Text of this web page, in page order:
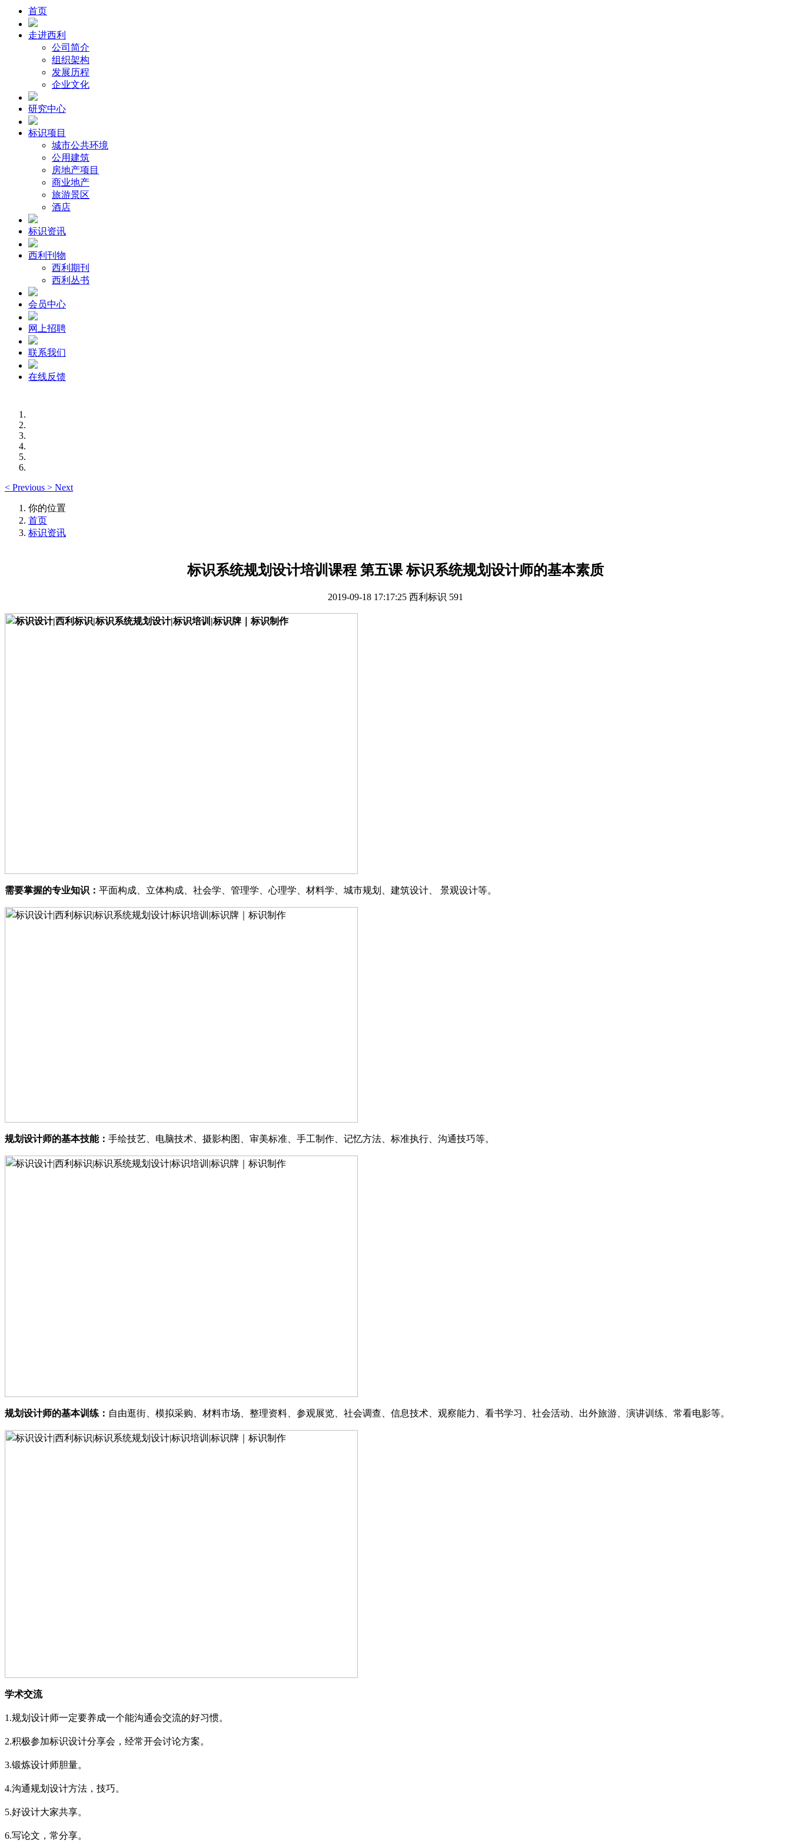
首页
走进西利
公司简介
组织架构
发展历程
企业文化
研究中心
标识项目
城市公共环境
公用建筑
房地产项目
商业地产
旅游景区
酒店
标识资讯
西利刊物
西利期刊
西利丛书
会员中心
网上招聘
联系我们
在线反馈
< Previous > Next
你的位置
首页
标识资讯
标识系统规划设计培训课程 第五课 标识系统规划设计师的基本素质
2019-09-18 17:17:25 西利标识 591
需要掌握的专业知识 ： 平面构成 立体构成 社会学 管理学 心理学 材料学 城市规划 建筑设计 景观设计等。
规划设计师的基本技能： 手绘技艺 电脑技术 摄影构图 审美标准 手工制作 记忆方法 标准执行 沟通技巧等。
规划设计师的基本训练 ： 自由逛街 模拟采购 材料市场 整理资料 参观展览 社会调查 信息技术 观察能力 看书学习 社会活动 出外旅游 演讲训练 常看电影等。
学术交流
1.规划设计师一定要养成一个能沟通会交流的好习惯。
2.积极参加标识设计分享会，经常开会讨论方案。
3.锻炼设计师胆量。
4.沟通规划设计方法，技巧。
5.好设计大家共享。
6.写论文，常分享。